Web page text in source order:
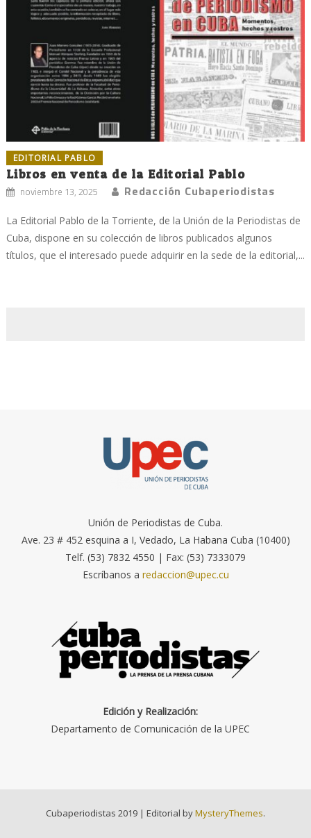
EDITORIAL PABLO
Libros en venta de la Editorial Pablo
noviembre 13, 2025 Redacción Cubaperiodistas
La Editorial Pablo de la Torriente, de la Unión de la Periodistas de
Cuba, dispone en su colección de libros publicados algunos
títulos, que el interesado puede adquirir en la sede de la editorial,...
Unión de Periodistas de Cuba.
Ave. 23 # 452 esquina a I, Vedado, La Habana Cuba (10400)
Telf. (53) 7832 4550 | Fax: (53) 7333079
Escríbanos a redaccion@upec.cu
Edición y Realización:
Departamento de Comunicación de la UPEC
Cubaperiodistas 2019 | Editorial byMysteryThemes.